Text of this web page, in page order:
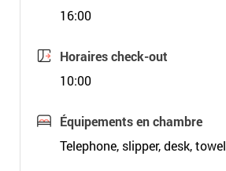
16:00
Horaires check-out
10:00
Équipements en chambre
Telephone, slipper, desk, towel